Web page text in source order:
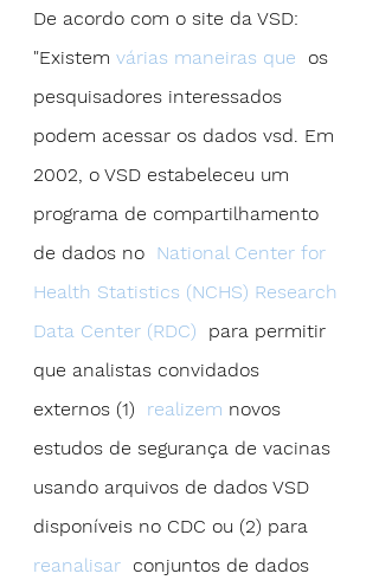
De acordo com o site da VSD:
"Existem várias maneiras que
  os
pesquisadores interessados
podem acessar os dados vsd. Em
2002, o VSD estabeleceu um
programa de compartilhamento
de dados no National Center for
Health Statistics (NCHS) Research
Data Center (RDC)
  para permitir
que analistas convidados
externos (1) realizem novos
estudos de segurança de vacinas
usando arquivos de dados VSD
disponíveis no CDC ou (2) para
reanalisar
  conjuntos de dados